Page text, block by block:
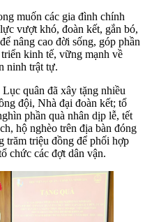
muốn các gia đình chính
vượt khó, đoàn kết, gắn bó,
nâng cao đời sống, góp phần
kinh tế, vững mạnh về
ninh trật tự.
quân đã xây tặng nhiều
đội, Nhà đại đoàn kết; tổ
phần quà nhân dịp lễ, tết
hộ nghèo trên địa bàn đóng
trăm triệu đồng để phối hợp
chức các đợt dân vận.